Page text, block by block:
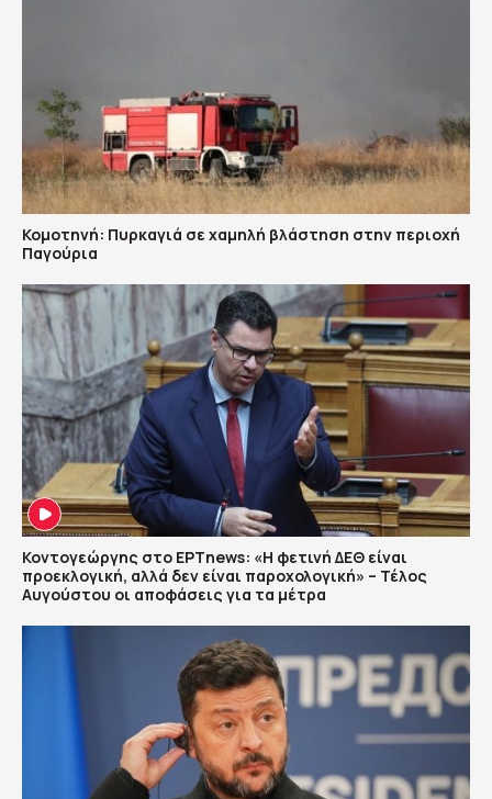
Κομοτηνή: Πυρκαγιά σε χαμηλή βλάστηση στην περιοχή
Παγούρια
Κοντογεώργης στο ΕΡΤnews: «Η φετινή ΔΕΘ είναι
προεκλογική, αλλά δεν είναι παροχολογική» – Τέλος
Αυγούστου οι αποφάσεις για τα μέτρα